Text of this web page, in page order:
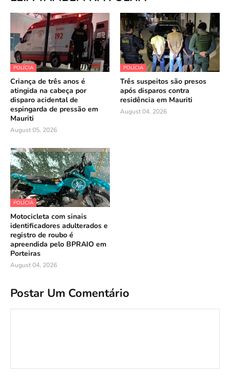
POLÍCIA
Criança de três anos é
atingida na cabeça por
disparo acidental de
espingarda de pressão em
Mauriti
August 05, 2026
POLÍCIA
Três suspeitos são presos
após disparos contra
residência em Mauriti
August 04, 2026
POLÍCIA
Motocicleta com sinais
identificadores adulterados e
registro de roubo é
apreendida pelo BPRAIO em
Porteiras
August 04, 2026
Postar Um Comentário